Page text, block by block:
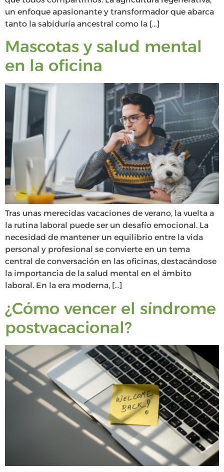
un enfoque apasionante y transformador que abarca
tanto la sabiduría ancestral como la […]
Mascotas y salud mental
en la oficina
Tras unas merecidas vacaciones de verano, la vuelta a
la rutina laboral puede ser un desafío emocional. La
necesidad de mantener un equilibrio entre la vida
personal y profesional se convierte en un tema
central de conversación en las oficinas, destacándose
la importancia de la salud mental en el ámbito
laboral. En la era moderna, […]
¿Cómo vencer el síndrome
postvacacional?